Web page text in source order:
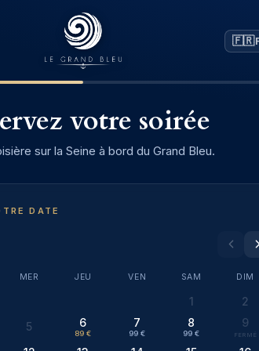
🇫🇷
votre soirée
sur la Seine à bord du Grand Bleu.
DATE
MER JEU VEN SAM DIM
1
2
5 6
89 €
7
99 €
8
99 €
9